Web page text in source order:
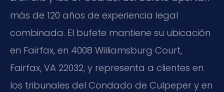
más de 120 años de experiencia legal
combinada. El bufete mantiene su ubicación
en Fairfax, en 4008 Williamsburg Court,
Fairfax, VA 22032, y representa a clientes en
los tribunales del Condado de Culpeper y en